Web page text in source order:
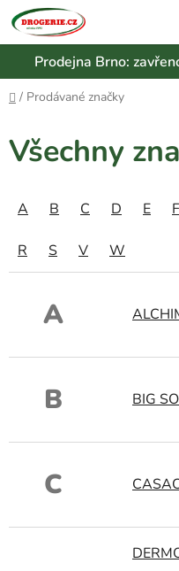
Přejít
na
obsah
Prodejna Brno:
Domů
/ Prodávané značky
Všechny
A B C D E F
R S V W
A
B BIG
C